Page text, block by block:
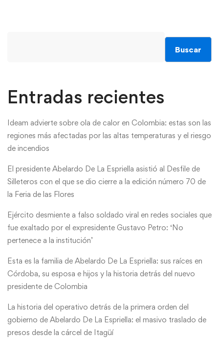
Buscar
Entradas recientes
Ideam advierte sobre ola de calor en Colombia: estas son las
regiones más afectadas por las altas temperaturas y el riesgo
de incendios
El presidente Abelardo De La Espriella asistió al Desfile de
Silleteros con el que se dio cierre a la edición número 70 de
la Feria de las Flores
Ejército desmiente a falso soldado viral en redes sociales que
fue exaltado por el expresidente Gustavo Petro: ‘No
pertenece a la institución’
Esta es la familia de Abelardo De La Espriella: sus raíces en
Córdoba, su esposa e hijos y la historia detrás del nuevo
presidente de Colombia
La historia del operativo detrás de la primera orden del
gobierno de Abelardo De La Espriella: el masivo traslado de
presos desde la cárcel de Itagüí